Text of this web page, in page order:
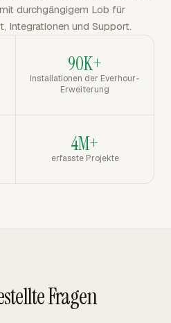
durchgängigem Lob für
Integrationen und Support.
90K+
Installationen der Everhour-
Erweiterung
4M+
erfasste Projekte
Fragen